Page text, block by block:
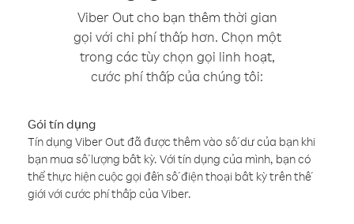
Viber Out cho bạn thêm thời gian
gọi với chi phí thấp hơn. Chọn một
trong các tùy chọn gọi linh hoạt,
cước phí thấp của chúng tôi:
Gói tín dụng
Tín dụng Viber Out đã được thêm vào số dư của bạn khi
bạn mua số lượng bất kỳ. Với tín dụng của mình, bạn có
thể thực hiện cuộc gọi đến số điện thoại bất kỳ trên thế
giới với cước phí thấp của Viber.